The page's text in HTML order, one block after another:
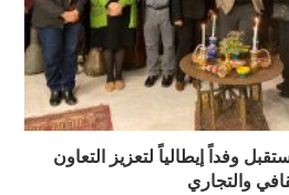
وفداً إيطالياً لتعزيز التعاون
والتجاري